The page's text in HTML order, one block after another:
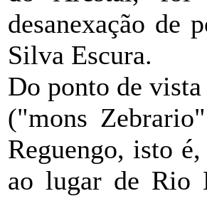
desanexação de
Silva Escura.
Do ponto de
("mons
Reguengo, isto
ao lugar de Rio